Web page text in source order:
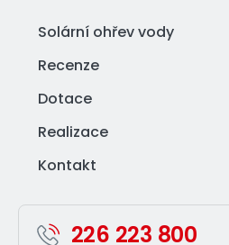
Solární ohřev vody
Recenze
Dotace
Realizace
Kontakt
226 223 800